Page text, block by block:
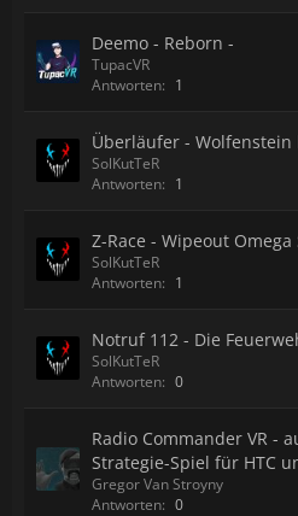
Deemo - Reborn -
TupacVR
Antworten: 1
Überläufer - Wolfenstein
SolKutTeR
Antworten: 1
Z-Race - Wipeout Omega
SolKutTeR
Antworten: 1
Notruf 112 - Die
SolKutTeR
Antworten: 0
Radio Commander VR -
Strategie-Spiel für HTC
Gregor Van Stroyny
Antworten: 0